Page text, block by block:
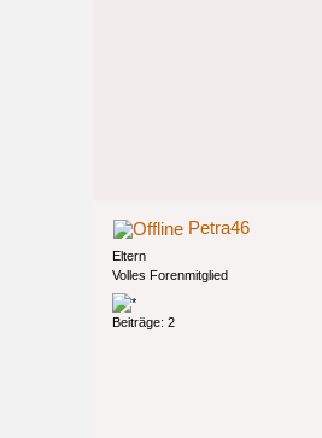
Petra46
Eltern
Volles Forenmitglied
Beiträge: 2